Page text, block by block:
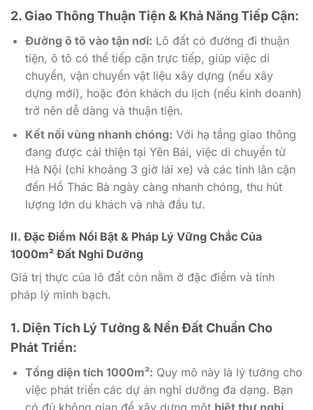
2. Giao Thông Thuận Tiện & Khả Năng Tiếp Cận:
Đường ô tô vào tận nơi: Lô đất có đường đi thuận
tiện, ô tô có thể tiếp cận trực tiếp, giúp việc di
chuyển, vận chuyển vật liệu xây dựng (nếu xây
dựng mới), hoặc đón khách du lịch (nếu kinh doanh)
trở nên dễ dàng và thuận tiện.
Kết nối vùng nhanh chóng: Với hạ tầng giao thông
đang được cải thiện tại Yên Bái, việc di chuyển từ
Hà Nội (chỉ khoảng 3 giờ lái xe) và các tỉnh lân cận
đến Hồ Thác Bà ngày càng nhanh chóng, thu hút
lượng lớn du khách và nhà đầu tư.
II. Đặc Điểm Nổi Bật & Pháp Lý Vững Chắc Của
1000m² Đất Nghỉ Dưỡng
Giá trị thực của lô đất còn nằm ở đặc điểm và tính
pháp lý minh bạch.
1. Diện Tích Lý Tưởng & Nền Đất Chuẩn Cho
Phát Triển:
Tổng diện tích 1000m²: Quy mô này là lý tưởng cho
việc phát triển các dự án nghỉ dưỡng đa dạng. Bạn
có đủ không gian để xây dựng một biệt thự nghỉ